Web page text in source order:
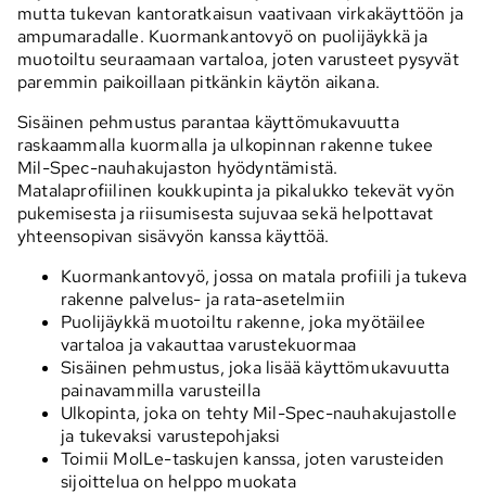
mutta tukevan kantoratkaisun vaativaan virkakäyttöön ja
ampumaradalle. Kuormankantovyö on puolijäykkä ja
muotoiltu seuraamaan vartaloa, joten varusteet pysyvät
paremmin paikoillaan pitkänkin käytön aikana.
Sisäinen pehmustus parantaa käyttömukavuutta
raskaammalla kuormalla ja ulkopinnan rakenne tukee
Mil-Spec-nauhakujaston hyödyntämistä.
Matalaprofiilinen koukkupinta ja pikalukko tekevät vyön
pukemisesta ja riisumisesta sujuvaa sekä helpottavat
yhteensopivan sisävyön kanssa käyttöä.
Kuormankantovyö, jossa on matala profiili ja tukeva
rakenne palvelus- ja rata-asetelmiin
Puolijäykkä muotoiltu rakenne, joka myötäilee
vartaloa ja vakauttaa varustekuormaa
Sisäinen pehmustus, joka lisää käyttömukavuutta
painavammilla varusteilla
Ulkopinta, joka on tehty Mil-Spec-nauhakujastolle
ja tukevaksi varustepohjaksi
Toimii MolLe-taskujen kanssa, joten varusteiden
sijoittelua on helppo muokata